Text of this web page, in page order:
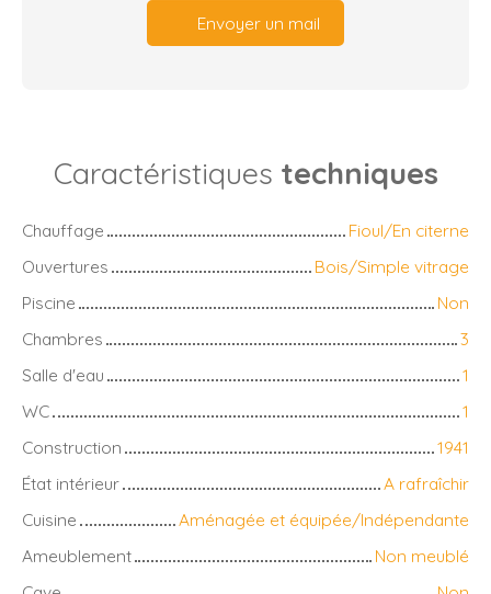
Envoyer un mail
Caractéristiques techniques
Chauffage
Fioul/En citerne
Ouvertures
Bois/Simple vitrage
Piscine
Non
Chambres
3
Salle d'eau
1
WC
1
Construction
1941
État intérieur
A rafraîchir
Cuisine
Aménagée et équipée/Indépendante
Ameublement
Non meublé